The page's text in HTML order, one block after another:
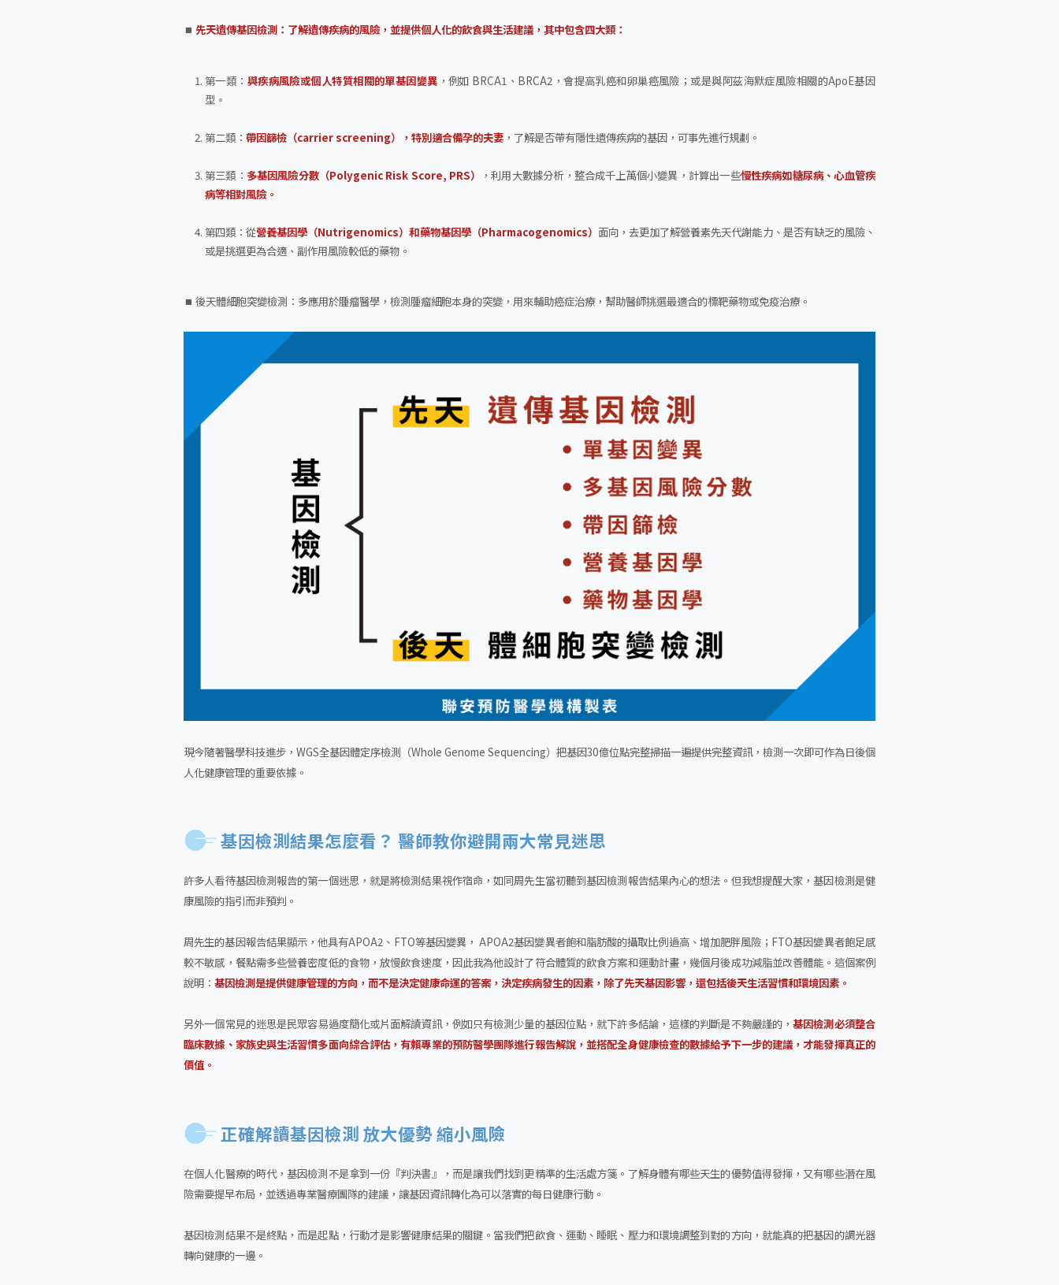
⏹︎先天遺傳基因檢測：了解遺傳疾病的風險，並提供個人化的飲食與生活建議，其中包含四大類：
第一類： 與疾病風險或個人特質相關的單基因變異 ，例如 BRCA1、BRCA2，會提高乳癌和卵巢癌風險；或是與阿茲海默症風險相關的ApoE基因
型。
第二類： 帶因篩檢（carrier screening），特別適合備孕的夫妻，了解是否帶有隱性遺傳疾病的基因，可事先進行規劃。
第三類： 多基因風險分數（Polygenic Risk Score, PRS） ，利用大數據分析，整合成千上萬個小變異，計算出一些慢性疾病如糖尿病、心血管疾
病等相對風險。
第四類：從營養基因學（Nutrigenomics）和藥物基因學（Pharmacogenomics） 面向，去更加了解營養素先天代謝能力、是否有缺乏的風險、
或是挑選更為合適、副作用風險較低的藥物。
⏹︎ 後天體細胞突變檢測：多應用於腫瘤醫學，檢測腫瘤細胞本身的突變，用來輔助癌症治療，幫助醫師挑選最適合的標靶藥物或免疫治療。
現今隨著醫學科技進步，WGS全基因體定序檢測（Whole Genome Sequencing）把基因30億位點完整掃描一遍提供完整資訊，檢測一次即可作為日後個
人化健康管理的重要依據。
基因檢測結果怎麼看？ 醫師教你避開兩大常見迷思
許多人看待基因檢測報告的第一個迷思，就是將檢測結果視作宿命，如同周先生當初聽到基因檢測報告結果內心的想法。但我想提醒大家，基因檢測是健
康風險的指引而非預判。
周先生的基因報告結果顯示，他具有APOA2、FTO等基因變異， APOA2基因變異者飽和脂肪酸的攝取比例過高、增加肥胖風險；FTO基因變異者飽足感
較不敏感，餐點需多些營養密度低的食物，放慢飲食速度，因此我為他設計了符合體質的飲食方案和運動計畫，幾個月後成功減脂並改善體能。這個案例
說明：基因檢測是提供健康管理的方向，而不是決定健康命運的答案，決定疾病發生的因素，除了先天基因影響，還包括後天生活習慣和環境因素。
另外一個常見的迷思是民眾容易過度簡化或片面解讀資訊，例如只有檢測少量的基因位點，就下許多結論，這樣的判斷是不夠嚴謹的，基因檢測必須整合
臨床數據、家族史與生活習慣多面向綜合評估，有賴專業的預防醫學團隊進行報告解說，並搭配全身健康檢查的數據給予下一步的建議，才能發揮真正的
價值。
正確解讀基因檢測 放大優勢 縮小風險
在個人化醫療的時代，基因檢測不是拿到一份『判決書』，而是讓我們找到更精準的生活處方箋。了解身體有哪些天生的優勢值得發揮，又有哪些潛在風
險需要提早布局，並透過專業醫療團隊的建議，讓基因資訊轉化為可以落實的每日健康行動。
基因檢測結果不是終點，而是起點，行動才是影響健康結果的關鍵。當我們把飲食、運動、睡眠、壓力和環境調整到對的方向，就能真的把基因的調光器
轉向健康的一邊。